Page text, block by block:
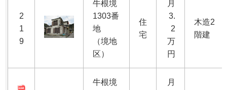
2
1
9
牛根境
1303番
地
（境地
区）
住
宅
月
3.
2
万
円
木造2
階建
牛根境
月